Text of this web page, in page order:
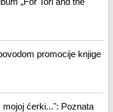
promocije knjige
ćerki...": Poznata